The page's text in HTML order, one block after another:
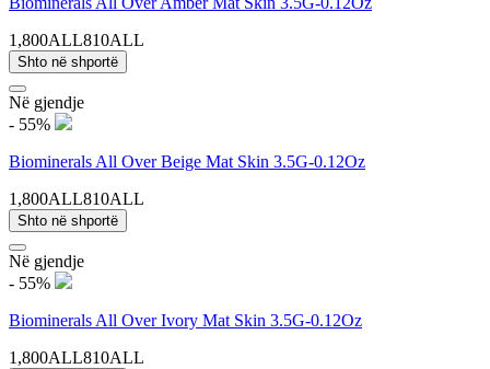
1,800ALL810ALL
Shto në shportë
Në gjendje
- 55%
Biominerals All Over Beige Mat Skin 3.5G-0.12Oz
1,800ALL810ALL
Shto në shportë
Në gjendje
- 55%
Biominerals All Over Ivory Mat Skin 3.5G-0.12Oz
1,800ALL810ALL